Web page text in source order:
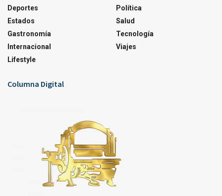
Deportes
Estados
Gastronomía
Internacional
Lifestyle
Política
Salud
Tecnología
Viajes
Columna Digital